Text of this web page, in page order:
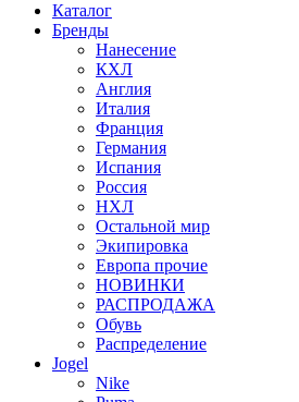
Каталог
Бренды
Нанесение
КХЛ
Англия
Италия
Франция
Германия
Испания
Россия
НХЛ
Остальной мир
Экипировка
Европа прочие
НОВИНКИ
РАСПРОДАЖА
Обувь
Распределение
Jogel
Nike